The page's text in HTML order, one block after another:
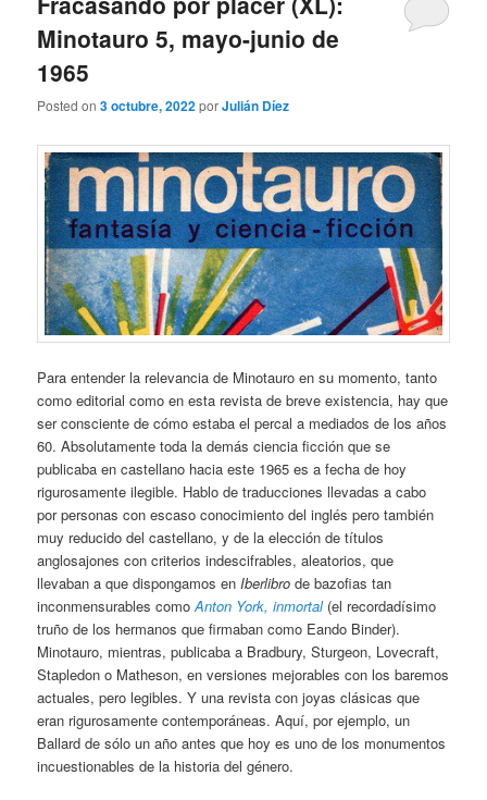
Minotauro 5, mayo-junio de
1965
Posted on3 octubre, 2022porJulián Díez
Para entender la relevancia de Minotauro en su momento, tanto
como editorial como en esta revista de breve existencia, hay que
ser consciente de cómo estaba el percal a mediados de los años
60. Absolutamente toda la demás ciencia ficción que se
publicaba en castellano hacia este 1965 es a fecha de hoy
rigurosamente ilegible. Hablo de traducciones llevadas a cabo
por personas con escaso conocimiento del inglés pero también
muy reducido del castellano, y de la elección de títulos
anglosajones con criterios indescifrables, aleatorios, que
llevaban a que dispongamos enIberlibro de bazofias tan
inconmensurables comoAnton York, inmortal(el recordadísimo
truño de los hermanos que firmaban como Eando Binder).
Minotauro, mientras, publicaba a Bradbury, Sturgeon, Lovecraft,
Stapledon o Matheson, en versiones mejorables con los baremos
actuales, pero legibles. Y una revista con joyas clásicas que
eran rigurosamente contemporáneas. Aquí, por ejemplo, un
Ballard de sólo un año antes que hoy es uno de los monumentos
incuestionables de la historia del género.